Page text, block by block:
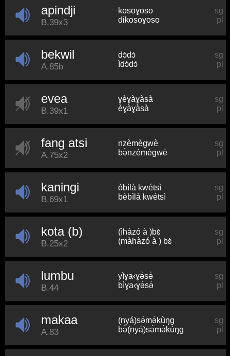
apindji
B.39x3
kosoɣoso
sg
dikosoɣoso
pl
bekwil
A.85b
dɔ̀dɔ́
sg
ìdɔ̀dɔ́
pl
evea
B.39x1
ɣèɣàɣàsà
sg
èɣàɣàsà
pl
fang atsi
A.75x2
nzèmèɡwè
sg
bə̀nzèmèɡwè
pl
kaningi
B.69x1
òbìlà kwétsì
sg
bèbìlà kwétsì
pl
kota (b)
B.25x2
(ìhàzó à )bɛ̀
sg
(màhàzó à ) bɛ̀
pl
lumbu
B.44
yìɣa‹ɣə̀sə̀
sg
bìɣa‹ɣə̀sə̀
pl
makaa
A.83
(nyá)sə́mə̀kùŋɡ
sg
bə̀(nyá)sə́mə̀kùŋɡ
pl